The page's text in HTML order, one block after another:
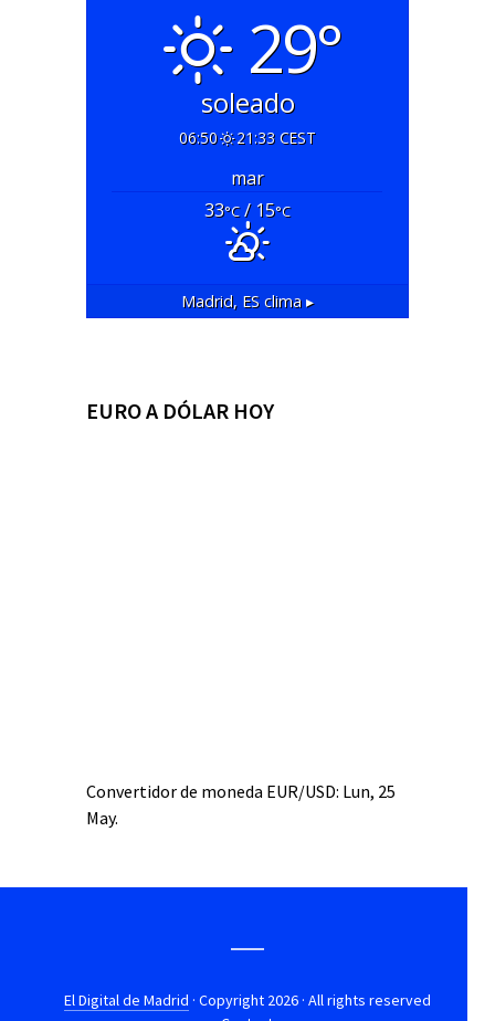
29°
soleado
06:50 21:33 CEST
mar
33°C/ 15°C
Madrid, ES clima ▸
EURO A DÓLAR HOY
Convertidor de moneda EUR/USD: Lun, 25
May.
El Digital de Madrid · Copyright 2026 · All rights reserved